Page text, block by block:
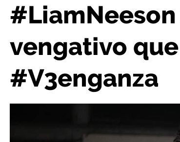
vengativo
#V3enganza